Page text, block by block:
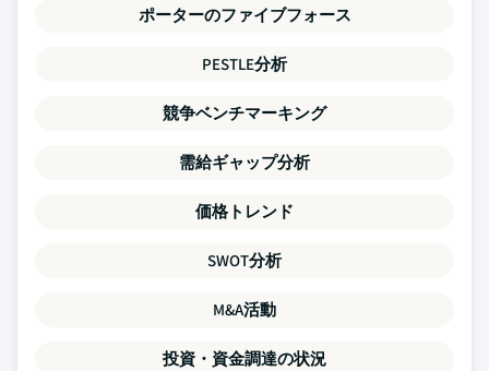
ポーターのファイブフォース
PESTLE分析
競争ベンチマーキング
需給ギャップ分析
価格トレンド
SWOT分析
M&A活動
投資・資金調達の状況